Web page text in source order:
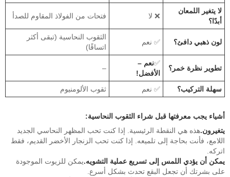
لا يتغير اللمعان
أبدًا؟
❌ لا فتحات من الفولاذ المقاوم للصدأ
لون ذهبي دافئ؟ ✅ نعم
الثقوب النحاسية (تبقى أكثر
اتساقًا)
تطوير نظرة خمر؟
✅نعم –
الأفضل!
–
سهلة التركيب؟ ✅ نعم ثقوب الألومنيوم
أشياء يجب معرفتها قبل شراء الثقوب النحاسية:
يتغيرون.هذه هي النقطة الرئيسية. إذا كنت تحب المظهر النحاسي الجديد
اللامع، فأنت بحاجة إلى تلميعه. إذا كنت تحب الزنجار الأخضر القديم، فقط
اتركه.
يمكن أن يؤدي اللمس إلى تسريع عملية التشويه.يمكن للزيوت الموجودة
على بشرتك أن تجعل البقع تحدث بشكل أسرع.